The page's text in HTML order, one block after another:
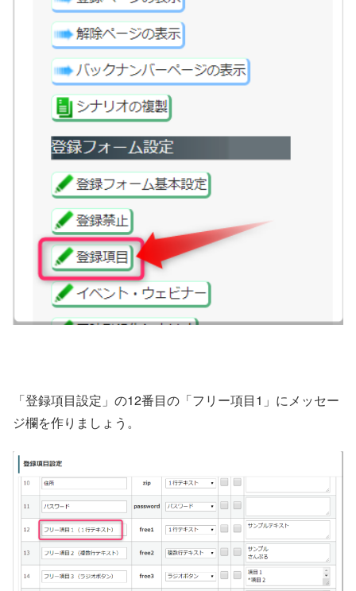
「登録項目設定」の12番目の「フリー項目1」にメッセー
ジ欄を作りましょう。